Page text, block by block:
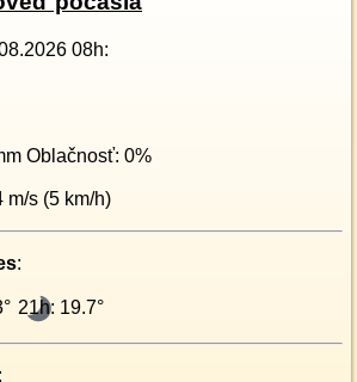
08h:
Oblačnosť: 0%
m/s (5 km/h)
:
21h: 19.7°
: